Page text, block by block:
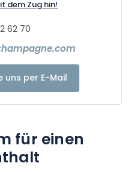
Liebeshof von einst und
für die Liebenden von
überraschen...
Troyes !!!!!!!
dem Zug hin!
62 70
uns per E-Mail
für einen